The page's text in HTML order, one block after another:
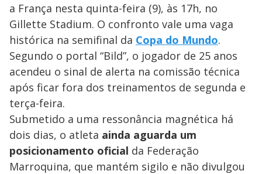
a França nesta quinta-feira (9), às 17h, no
Gillette Stadium. O confronto vale uma vaga
histórica na semifinal da Copa do Mundo.
Segundo o portal “Bild”, o jogador de 25 anos
acendeu o sinal de alerta na comissão técnica
após ficar fora dos treinamentos de segunda e
terça-feira.
Submetido a uma ressonância magnética há
dois dias, o atleta ainda aguarda um
posicionamento oficial da Federação
Marroquina, que mantém sigilo e não divulgou